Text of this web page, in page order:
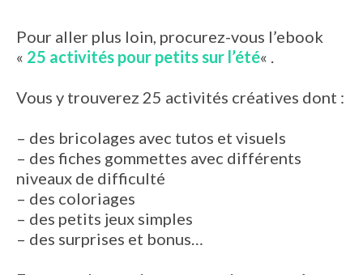
Pour aller plus loin, procurez-vous l’ebook
« 25 activités pour petits sur l’été« .
Vous y trouverez 25 activités créatives dont :
– des bricolages avec tutos et visuels
– des fiches gommettes avec différents
niveaux de difficulté
– des coloriages
– des petits jeux simples
– des surprises et bonus…